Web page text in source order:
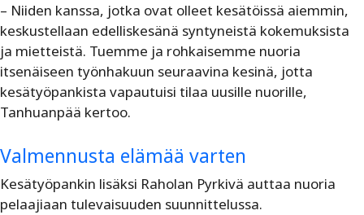
– Niiden kanssa, jotka ovat olleet kesätöissä aiemmin,
keskustellaan edelliskesänä syntyneistä kokemuksista
ja mietteistä. Tuemme ja rohkaisemme nuoria
itsenäiseen työnhakuun seuraavina kesinä, jotta
kesätyöpankista vapautuisi tilaa uusille nuorille,
Tanhuanpää kertoo.
Valmennusta elämää varten
Kesätyöpankin lisäksi Raholan Pyrkivä auttaa nuoria
pelaajiaan tulevaisuuden suunnittelussa.